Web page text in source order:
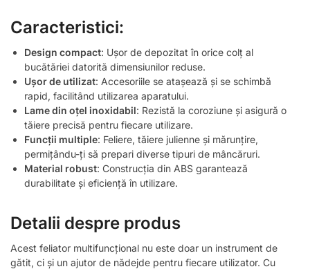
Caracteristici:
Design compact: Ușor de depozitat în orice colț al
bucătăriei datorită dimensiunilor reduse.
Ușor de utilizat: Accesoriile se atașează și se schimbă
rapid, facilitând utilizarea aparatului.
Lame din oțel inoxidabil: Rezistă la coroziune și asigură o
tăiere precisă pentru fiecare utilizare.
Funcții multiple: Feliere, tăiere julienne și mărunțire,
permițându-ți să prepari diverse tipuri de mâncăruri.
Material robust: Construcția din ABS garantează
durabilitate și eficiență în utilizare.
Detalii despre produs
Acest feliator multifuncțional nu este doar un instrument de
gătit, ci și un ajutor de nădejde pentru fiecare utilizator. Cu